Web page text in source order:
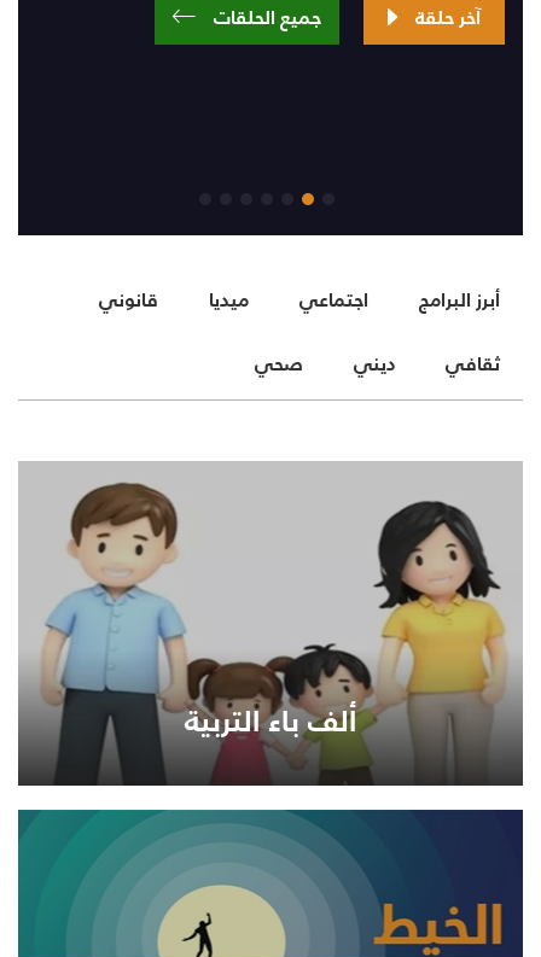
آخر حلقة جميع الحلقات
أبرز البرامج اجتماعي ميديا قانوني
ثقافي ديني صحي
ألف باء التربية